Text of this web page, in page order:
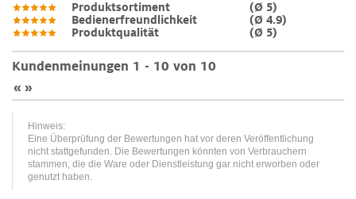
Produktsortiment
(Ø 5)
Bedienerfreundlichkeit
(Ø 4.9)
Produktqualität
(Ø 5)
Kundenmeinungen 1 - 10 von 10
« »
Hinweis:
Eine Überprüfung der Bewertungen hat vor deren Veröffentlichung
nicht stattgefunden. Die Bewertungen könnten von Verbrauchern
stammen, die die Ware oder Dienstleistung gar nicht erworben oder
genutzt haben.